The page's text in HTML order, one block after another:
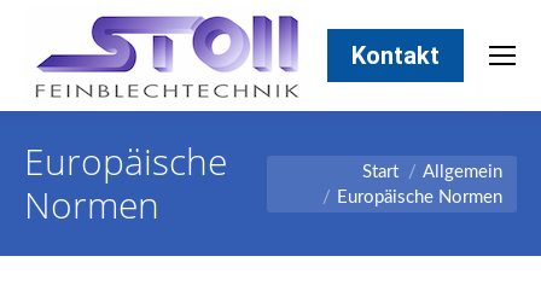
Kontakt
Europäische
Normen
Sie befinden sich hier:
Start
Allgemein
Europäische Normen